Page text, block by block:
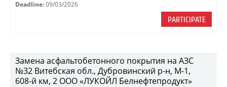
Deadline: 09/03/2026
PARTICIPATE
Замена асфальтобетонного покрытия на АЗС
№32 Витебская обл., Дубровинский р-н, М-1,
608-й км, 2 ООО «ЛУКОЙЛ Белнефтепродукт»